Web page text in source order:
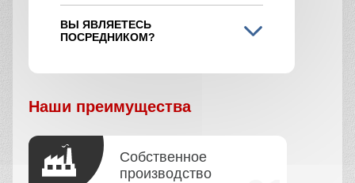
ВЫ ЯВЛЯЕТЕСЬ
ПОСРЕДНИКОМ?
Наши преимущества
Собственное
производство